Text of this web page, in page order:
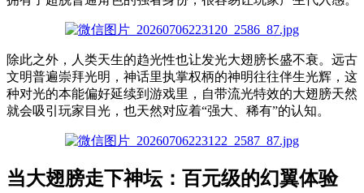
除此之外，人类天生的趋光性也让发光大翅膀长盛不衰。远古
文明普遍崇拜光明，神话里执掌权柄的神明往往伴生光辉，这
种对光的本能偏好延续到游戏里，自带流光特效的大翅膀天然
就会吸引玩家目光，也天然对应着“强大、稀有”的认知。
当大翅膀走下神坛：百元级的幻翼体验